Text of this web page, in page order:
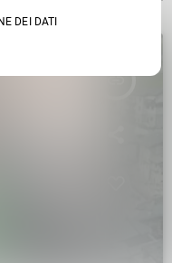
insert_link
DEI DATI